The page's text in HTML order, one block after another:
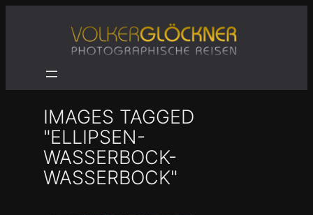
IMAGES TAGGED
"ELLIPSEN-
WASSERBOCK-
WASSERBOCK"